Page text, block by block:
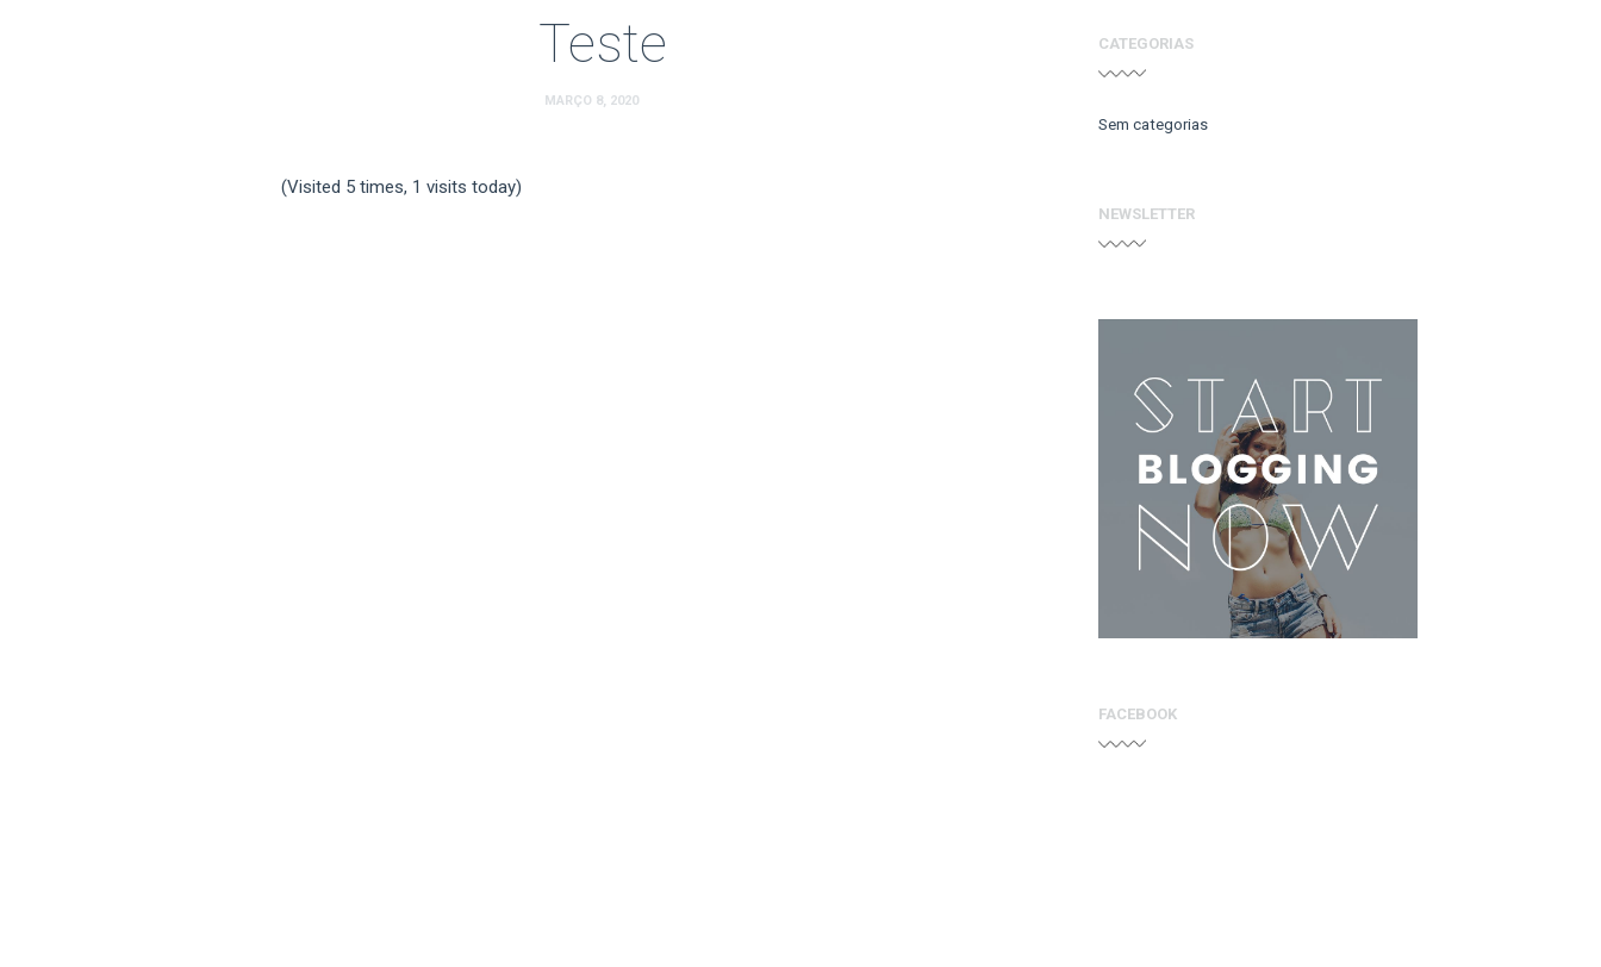
Teste
MARÇO 8, 2020
(Visited 5 times, 1 visits today)
CATEGORIAS
Sem categorias
NEWSLETTER
FACEBOOK